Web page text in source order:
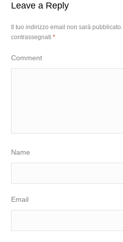
Leave a Reply
Il tuo indirizzo email non sarà pubblicato.
contrassegnati*
Comment
Name
Email